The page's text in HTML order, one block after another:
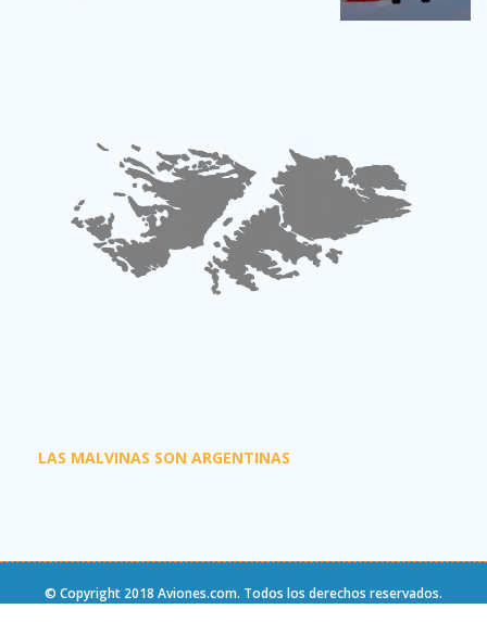
LAS MALVINAS SON ARGENTINAS
© Copyright 2018 Aviones.com. Todos los derechos reservados.